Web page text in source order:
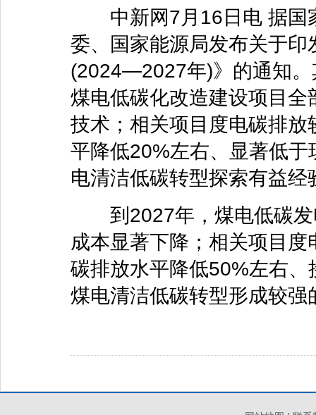
中新网7月16日电 据国
委、国家能源局发布关于
(2024—2027年)》的通知。
煤电低碳化改造建设项目
技术；相关项目度电碳排
平降低20%左右、显著低
电清洁低碳转型探索有益经
到2027年，煤电低碳发
成本显著下降；相关项目
碳排放水平降低50%左右
煤电清洁低碳转型形成较强